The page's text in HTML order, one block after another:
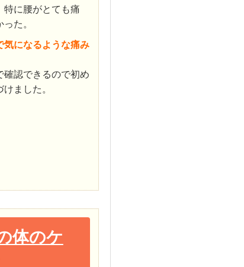
特に腰がとても痛
た。
気になるような痛み
確認できるので初め
ました。
体のケ